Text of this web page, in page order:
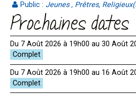
Public : Jeunes , Prêtres,
Prochaines dates
Du 7 Août 2026 à 19h00 au 30 Août
Du 7 Août 2026 à 19h00 au 16 Août